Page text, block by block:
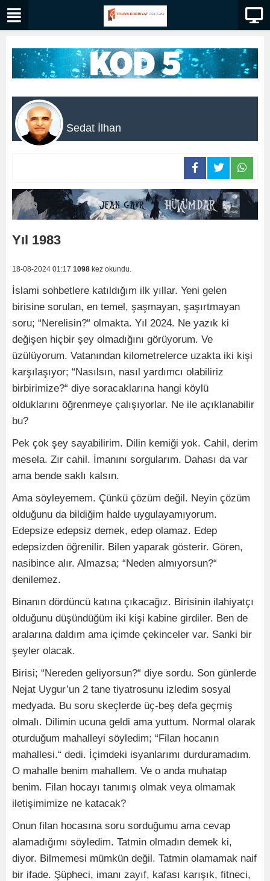
Sedat İlhan
Yıl 1983
18-08-2024 01:17 1098 kez okundu.
İslami sohbetlere katıldığım ilk yıllar. Yeni gelen
birisine sorulan, en temel, şaşmayan, şaşırtmayan
soru; “Nerelisin?“ olmakta. Yıl 2024. Ne yazık ki
değişen hiçbir şey olmadığını görüyorum. Ve
üzülüyorum. Vatanından kilometrelerce uzakta iki kişi
karşılaşıyor; “Nasılsın, nasıl yardımcı olabiliriz
birbirimize?“ diye soracaklarına hangi köylü
olduklarını öğrenmeye çalışıyorlar. Ne ile açıklanabilir
bu?
Pek çok şey sayabilirim. Dilin kemiği yok. Cahil, derim
mesela. Zır cahil. İmanını sorgularım. Dahası da var
ama bende saklı kalsın.
Ama söyleyemem. Çünkü çözüm değil. Neyin çözüm
olduğunu da bildiğim halde uygulayamıyorum.
Edepsize edepsiz demek, edep olamaz. Edep
edepsizden öğrenilir. Bilen yaparak gösterir. Gören,
nasibince alır. Almazsa; “Neden almıyorsun?“
denilemez.
Binanın dördüncü katına çıkacağız. Birisinin ilahiyatçı
olduğunu düşündüğüm iki kişi kabine girdiler. Ben de
aralarına daldım ama içimde çekinceler var. Sanki bir
şeyler olacak.
Birisi; “Nereden geliyorsun?“ diye sordu. Son günlerde
Nejat Uygur’un 2 tane tiyatrosunu izledim sosyal
medyada. Bu soru skeçlerde üç-beş defa geçmiş
olmalı. Dilimin ucuna geldi ama yuttum. Normal olarak
oturduğum mahalleyi söyledim; “Filan hocanın
mahallesi.“ dedi. İçimdeki isyanlarımı durduramadım.
O mahalle benim mahallem. Ve o anda muhatap
benim. Filan hocayı tanımış olmak veya olmamak
iletişimimize ne katacak?
Onun filan hocasına soru sorduğumu ama cevap
alamadığımı söyledim. Tatmin olmadın demek ki,
diyor. Bilmemesi mümkün değil. Tatmin olamamak naif
bir ifade. Şüpheci, imanı zayıf, kafası karışık, fitneci,